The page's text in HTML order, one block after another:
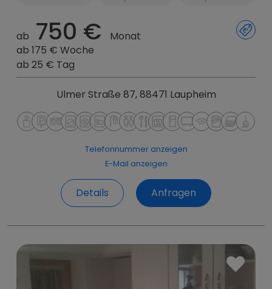
ab 750 €
Monat
ab 175 € Woche
ab 25 € Tag
Ulmer Straße 87, 88471 Laupheim
Telefonnummer anzeigen
E-Mail anzeigen
Details Anfragen